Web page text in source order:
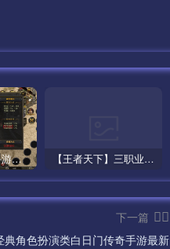
【XO引擎传奇手游之高仿美杜莎】经典XO三端引擎单职业传奇手游最新打包Win服务端源码视频架设教程-魂环-时装-逆天改命-创世圣域-经典复古-安卓PC电脑苹果IOS双端版本！ 【王者天下】三职业之白日门传奇手游最新整理Win半手工服务端+完善GM后台工具！
下一篇
典角色扮演类白日门传奇手游最新